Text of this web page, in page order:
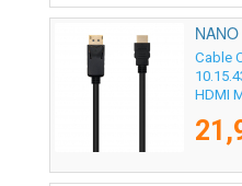
Cable
HDMI